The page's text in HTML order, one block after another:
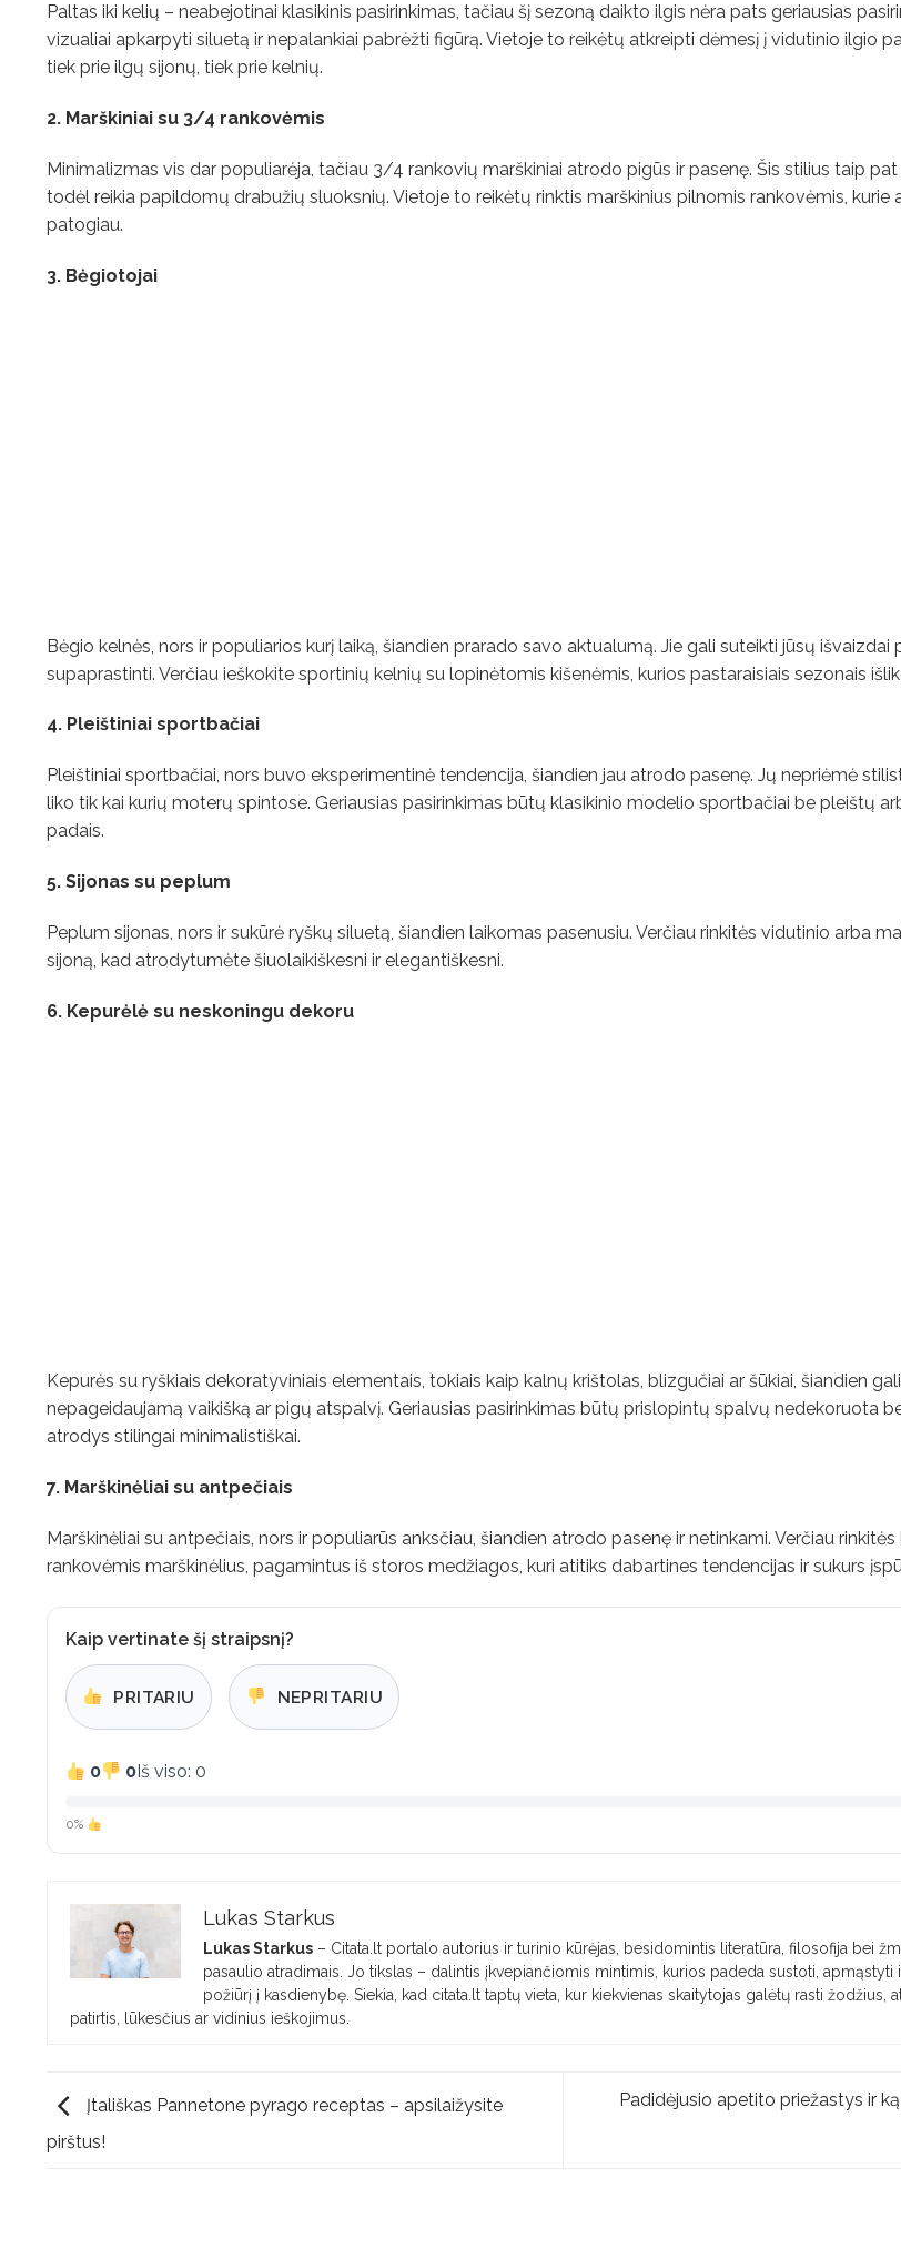
Paltas iki kelių – neabejotinai klasikinis pasirinkimas, tačiau šį sezoną daikto ilgis nėra pats geriausias
vizualiai apkarpyti siluetą ir nepalankiai pabrėžti figūrą. Vietoje to reikėtų atkreipti dėmesį į vidutinio ilgio
tiek prie ilgų sijonų, tiek prie kelnių.
2. Marškiniai su 3/4 rankovėmis
Minimalizmas vis dar populiarėja, tačiau 3/4 rankovių marškiniai atrodo pigūs ir pasenę. Šis stilius taip
todėl reikia papildomų drabužių sluoksnių. Vietoje to reikėtų rinktis marškinius pilnomis rankovėmis, kurie
patogiau.
3. Bėgiotojai
Bėgio kelnės, nors ir populiarios kurį laiką, šiandien prarado savo aktualumą. Jie gali suteikti jūsų išvaizdai
supaprastinti. Verčiau ieškokite sportinių kelnių su lopinėtomis kišenėmis, kurios pastaraisiais sezonais
4. Pleištiniai sportbačiai
Pleištiniai sportbačiai, nors buvo eksperimentinė tendencija, šiandien jau atrodo pasenę. Jų nepriėmė
liko tik kai kurių moterų spintose. Geriausias pasirinkimas būtų klasikinio modelio sportbačiai be pleištų
padais.
5. Sijonas su peplum
Peplum sijonas, nors ir sukūrė ryškų siluetą, šiandien laikomas pasenusiu. Verčiau rinkitės vidutinio arba
sijoną, kad atrodytumėte šiuolaikiškesni ir elegantiškesni.
6. Kepurėlė su neskoningu dekoru
Kepurės su ryškiais dekoratyviniais elementais, tokiais kaip kalnų krištolas, blizgučiai ar šūkiai, šiandien
nepageidaujamą vaikišką ar pigų atspalvį. Geriausias pasirinkimas būtų prislopintų spalvų nedekoruota
atrodys stilingai minimalistiškai.
7. Marškinėliai su antpečiais
Marškinėliai su antpečiais, nors ir populiarūs anksčiau, šiandien atrodo pasenę ir netinkami. Verčiau
rankovėmis marškinėlius, pagamintus iš storos medžiagos, kuri atitiks dabartines tendencijas ir sukurs
Kaip vertinate šį straipsnį?
PRITARIU NEPRITARIU
0 0 Iš viso: 0
0%
Lukas Starkus
Lukas Starkus – Citata.lt portalo autorius ir turinio kūrėjas, besidomintis literatūra, filosofija bei
pasaulio atradimais. Jo tikslas – dalintis įkvepiančiomis mintimis, kurios padeda sustoti, apmąstyti
požiūrį į kasdienybę. Siekia, kad citata.lt taptų vieta, kur kiekvienas skaitytojas galėtų rasti žodžius,
patirtis, lūkesčius ar vidinius ieškojimus.
Įtališkas Pannetone pyrago receptas – apsilaižysite
pirštus!
Padidėjusio apetito priežastys ir